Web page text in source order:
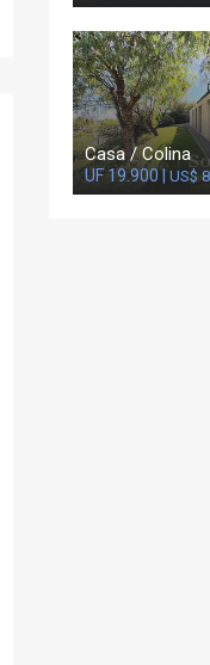
Casa / Colina
UF 19.900 | US$